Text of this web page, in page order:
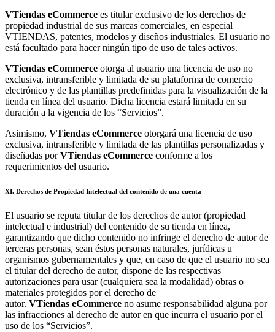
VTiendas eCommerce es titular exclusivo de los derechos de
propiedad industrial de sus marcas comerciales, en especial
VTIENDAS, patentes, modelos y diseños industriales. El usuario no
está facultado para hacer ningún tipo de uso de tales activos.
VTiendas eCommerce otorga al usuario una licencia de uso no
exclusiva, intransferible y limitada de su plataforma de comercio
electrónico y de las plantillas predefinidas para la visualización de la
tienda en línea del usuario. Dicha licencia estará limitada en su
duración a la vigencia de los “Servicios”.
Asimismo, VTiendas eCommerce otorgará una licencia de uso
exclusiva, intransferible y limitada de las plantillas personalizadas y
diseñadas porVTiendas eCommerce conforme a los
requerimientos del usuario.
XI. Derechos de Propiedad Intelectual del contenido de una cuenta
El usuario se reputa titular de los derechos de autor (propiedad
intelectual e industrial) del contenido de su tienda en línea,
garantizando que dicho contenido no infringe el derecho de autor de
terceras personas, sean éstos personas naturales, jurídicas u
organismos gubernamentales y que, en caso de que el usuario no sea
el titular del derecho de autor, dispone de las respectivas
autorizaciones para usar (cualquiera sea la modalidad) obras o
materiales protegidos por el derecho de
autor. VTiendas eCommerce no asume responsabilidad alguna por
las infracciones al derecho de autor en que incurra el usuario por el
uso de los “Servicios”.